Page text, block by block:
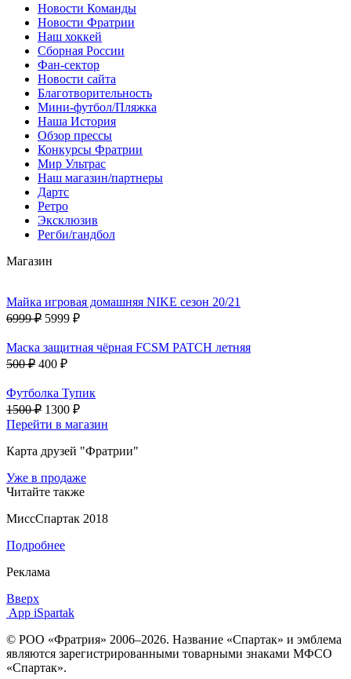
Новости Команды
Новости Фратрии
Наш хоккей
Сборная России
Фан-cектор
Новости сайта
Благотворительность
Мини-футбол/Пляжка
Наша История
Обзор прессы
Конкурсы Фратрии
Мир Ультрас
Наш магазин/партнеры
Дартс
Ретро
Эксклюзив
Регби/гандбол
Магазин
Майка игровая домашняя NIKE сезон 20/21
6999 ₽ 5999 ₽
Маска защитная чёрная FCSM PATCH летняя
500 ₽ 400 ₽
Футболка Тупик
1500 ₽ 1300 ₽
Перейти в магазин
Карта друзей "Фратрии"
Уже в продаже
Читайте также
МиссСпартак 2018
Подробнее
Реклама
Вверх
App iSpartak
© РОО «Фратрия» 2006–2026. Название «Спартак» и эмблема
являются зарегистрированными товарными знаками МФСО
«Спартак».